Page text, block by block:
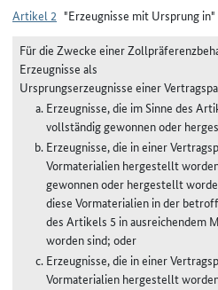
Artikel 2 "Erzeugnisse mit Ursprung
Für die Zwecke einer
Erzeugnisse als
Ursprungserzeugnisse einer
Erzeugnisse, die im Sinne des
vollständig gewonnen oder
Erzeugnisse, die in einer
Vormaterialien hergestellt
gewonnen oder hergestellt
diese Vormaterialien in der
des Artikels 5 in ausreichendem
worden sind; oder
Erzeugnisse, die in einer
Vormaterialien hergestellt